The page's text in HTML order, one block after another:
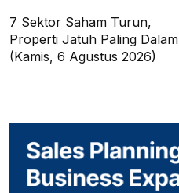
7 Sektor Saham Turun,
Properti Jatuh Paling Dalam
(Kamis, 6 Agustus 2026)